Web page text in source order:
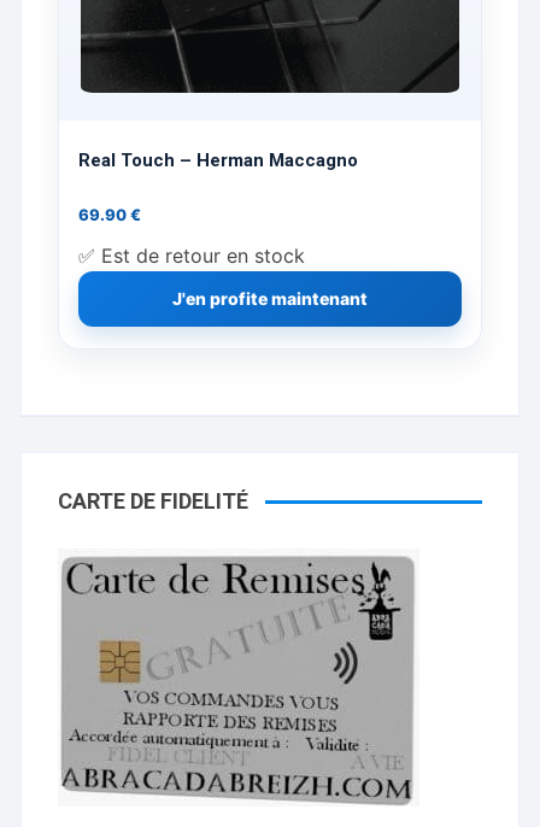
Real Touch – Herman Maccagno
69.90€
✅ Est de retour en stock
J'en profite maintenant
CARTE DE FIDELITÉ